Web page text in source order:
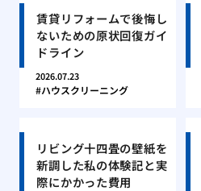
賃貸リフォームで後悔し
ないための原状回復ガイ
ドライン
2026.07.23
ハウスクリーニング
リビング十四畳の壁紙を
新調した私の体験記と実
際にかかった費用